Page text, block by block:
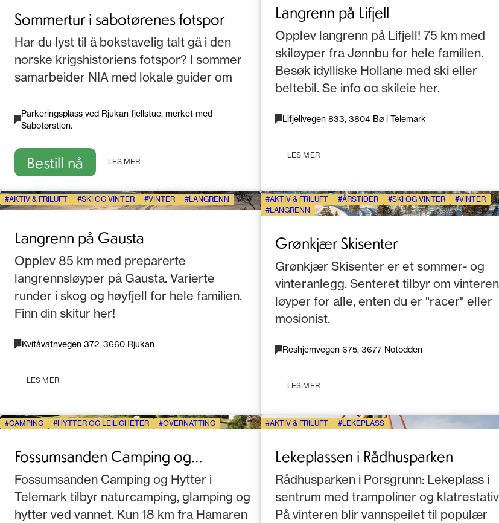
Sommertur i sabotørenes fotspor
Har du lyst til å bokstavelig talt gå i den
norske krigshistoriens fotspor? I sommer
samarbeider NIA med lokale guider om
gamle "sabotørruta" over fjellet!
Parkeringsplass ved Rjukan fjellstue, merket med
Sabotørstien.
Bestill nå LES MER
Langrenn på Lifjell
Opplev langrenn på Lifjell! 75 km med
skiløyper fra Jønnbu for hele familien.
Besøk idylliske Hollane med ski eller
beltebil. Se info og skileie her.
Lifjellvegen 833, 3804 Bø i Telemark
LES MER
AKTIV & FRILUFT SKI OG VINTER VINTER LANGRENN
Langrenn på Gausta
Opplev 85 km med preparerte
langrennsløyper på Gausta. Varierte
runder i skog og høyfjell for hele familien.
Finn din skitur her!
Kvitåvatnvegen 372, 3660 Rjukan
LES MER
AKTIV & FRILUFT ÅRSTIDER SKI OG VINTER
VINTER
LANGRENN
Grønkjær Skisenter
Grønkjær Skisenter er et sommer- og
vinteranlegg. Senteret tilbyr om vinteren
løyper for alle, enten du er "racer" eller
mosjonist.
Reshjemvegen 675, 3677 Notodden
LES MER
CAMPING HYTTER OG LEILIGHETER OVERNATTING
Fossumsanden Camping og
hytteutleie
Fossumsanden Camping og Hytter i
Telemark tilbyr naturcamping, glamping og
hytter ved vannet. Kun 18 km fra Hamaren
AKTIV & FRILUFT LEKEPLASS
Lekeplassen i Rådhusparken
Rådhusparken i Porsgrunn: Lekeplass i
sentrum med trampoliner og
På vinteren blir vannspeilet til populær